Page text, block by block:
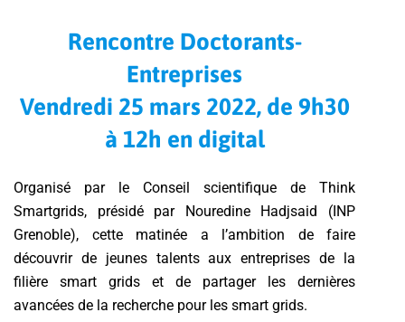
Rencontre Doctorants-
Entreprises
Vendredi 25 mars 2022, de 9h30
à 12h en digital
Organisé par le Conseil scientifique de Think
Smartgrids, présidé par Nouredine Hadjsaid (INP
Grenoble), cette matinée a l’ambition de faire
découvrir de jeunes talents aux entreprises de la
filière smart grids et de partager les dernières
avancées de la recherche pour les smart grids.